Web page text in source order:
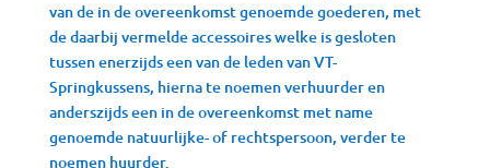
van de in de overeenkomst genoemde goederen, met
de daarbij vermelde accessoires welke is gesloten
tussen enerzijds een van de leden van VT-
Springkussens, hierna te noemen verhuurder en
anderszijds een in de overeenkomst met name
genoemde natuurlijke- of rechtspersoon, verder te
noemen huurder.